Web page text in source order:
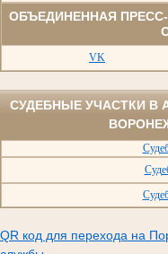
ОБЪЕДИНЕННАЯ
VK
СУДЕБНЫЕ УЧАСТКИ В
QR код для перехода на